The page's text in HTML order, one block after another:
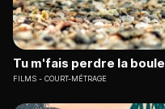
Tu m'fais perdre la boule
FILMS COURT-MÉTRAGE